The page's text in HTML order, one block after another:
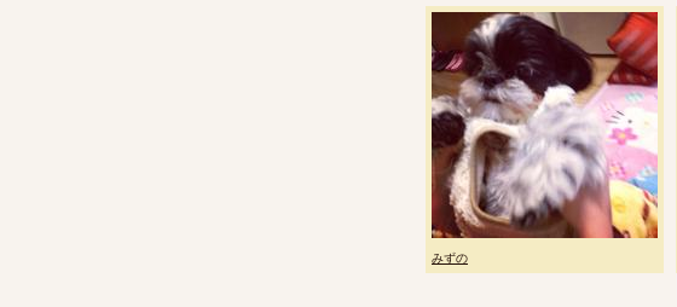
みずの